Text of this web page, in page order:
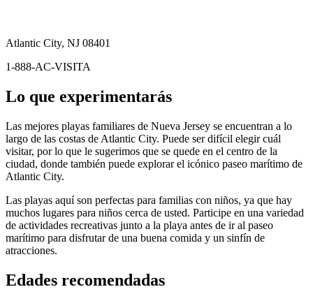
Atlantic City, NJ 08401
1-888-AC-VISITA
Lo que experimentarás
Las mejores playas familiares de Nueva Jersey se encuentran a lo
largo de las costas de Atlantic City. Puede ser difícil elegir cuál
visitar, por lo que le sugerimos que se quede en el centro de la
ciudad, donde también puede explorar el icónico paseo marítimo de
Atlantic City.
Las playas aquí son perfectas para familias con niños, ya que hay
muchos lugares para niños cerca de usted. Participe en una variedad
de actividades recreativas junto a la playa antes de ir al paseo
marítimo para disfrutar de una buena comida y un sinfín de
atracciones.
Edades recomendadas